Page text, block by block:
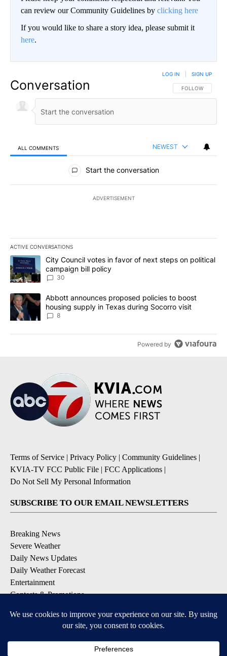
can review our Community Guidelines by clicking here
If you would like to share a story idea, please submit it
here.
Conversation FOLLOW THIS
FOLLOW
LOG IN SIGN UP
ALL COMMENTS NEWEST
All Comments
Start the conversation
ADVERTISEMENT
ACTIVE CONVERSATIONS
The following is a list of the most commented articles in the last
A trending article titled "City Council votes in favor of next
City Council votes in favor of next steps on political
campaign bill policy
30
A trending article titled "Abbott announces proposed policies to
Abbott announces proposed policies to boost
housing supply in Texas during Socorro visit
8
Powered by
Terms of Service | Privacy Policy | Community Guidelines |
KVIA-TV FCC Public File | FCC Applications |
Do Not Sell My Personal Information
SUBSCRIBE TO OUR EMAIL NEWSLETTERS
Breaking News
Severe Weather
Daily News Updates
Daily Weather Forecast
Entertainment
Contests & Promotions
DOWNLOAD OUR APPS
Available for iOS and Android